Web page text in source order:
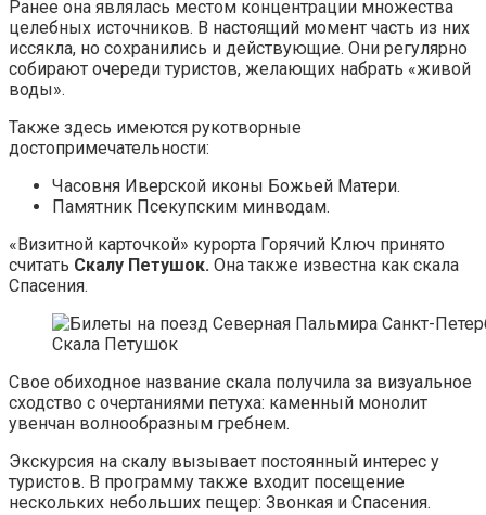
Ранее она являлась местом концентрации множества
целебных источников. В настоящий момент часть из них
иссякла, но сохранились и действующие. Они регулярно
собирают очереди туристов, желающих набрать «живой
воды».
Также здесь имеются рукотворные
достопримечательности:
Часовня Иверской иконы Божьей Матери.
Памятник Псекупским минводам.
«Визитной карточкой» курорта Горячий Ключ принято
считать Скалу Петушок. Она также известна как скала
Спасения.
Скала Петушок
Свое обиходное название скала получила за визуальное
сходство с очертаниями петуха: каменный монолит
увенчан волнообразным гребнем.
Экскурсия на скалу вызывает постоянный интерес у
туристов. В программу также входит посещение
нескольких небольших пещер: Звонкая и Спасения.